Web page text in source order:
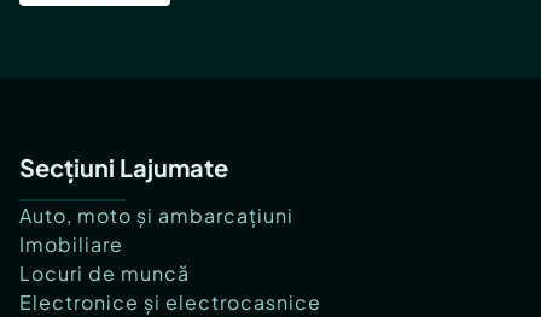
Secțiuni Lajumate
Auto, moto și ambarcațiuni
Imobiliare
Locuri de muncă
Electronice și electrocasnice